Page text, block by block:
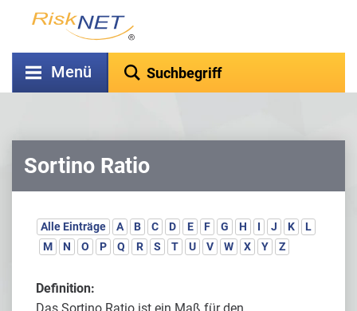
Menü
Sortino Ratio
Alle Einträge A B C D E F G H I J K
L
M
N O P Q R S T U V W X Y Z
Definition: